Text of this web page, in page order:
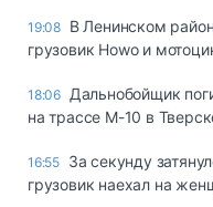
19:08 В Ленинском
грузовик Howo и
18:06 Дальнобойщик
на трассе М-10 в
16:55 За секунду
грузовик наехал на